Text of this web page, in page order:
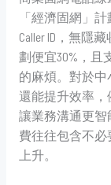
「經濟固網」
Caller ID，無隱
劃便宜30%，且
的麻煩。對於中
還能提升效率，
讓業務溝通更智
費往往包含不
上升。